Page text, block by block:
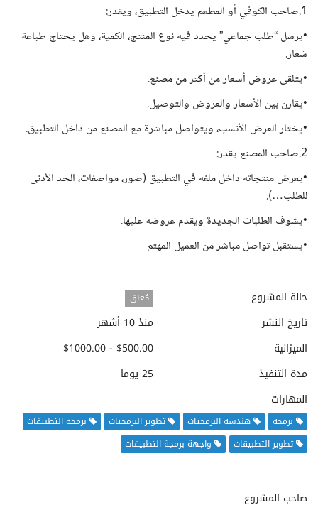
1.صاحب الكوفي أو المطعم يدخل التطبيق، ويقدر:
•يرسل “طلب جماعي” يحدد فيه نوع المنتج، الكمية، وهل يحتاج طباعة
شعار.
•يتلقى عروض أسعار من أكثر من مصنع.
•يقارن بين الأسعار والعروض والتوصيل.
•يختار العرض الأنسب، ويتواصل مباشرة مع المصنع من داخل التطبيق.
2.صاحب المصنع يقدر:
•يعرض منتجاته داخل ملفه في التطبيق (صور، مواصفات، الحد الأدنى
للطلب…).
•يشوف الطلبات الجديدة ويقدم عروضه عليها.
•يستقبل تواصل مباشر من العميل المهتم
حالة المشروع مُغلق
تاريخ النشر
منذ 10 أشهر
الميزانية
$500.00 - $1000.00
مدة التنفيذ
25 يوما
المهارات
برمجة هندسة البرمجيات تطوير البرمجيات
برمجة التطبيقات
تطوير التطبيقات
واجهة برمجة التطبيقات
صاحب المشروع